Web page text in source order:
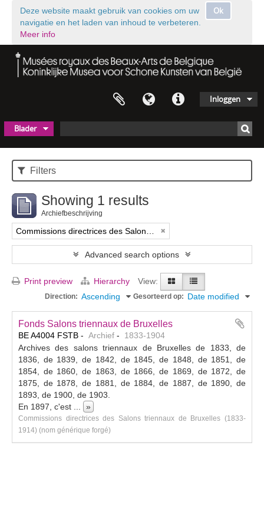
Ok
Deze website maakt gebruik van cookies om uw
navigatie en het laden van inhoud te verbeteren.
Meer info
Inloggen
Blader
Filters
Showing 1 results
Archiefbeschrijving
Commissions directrices des Salons triennaux de Bruxelles (1833-1914) (nom générique forgé)
Advanced search options
Print preview Hierarchy View:
Gesorteerd op: Date modified
Direction: Ascending
Fonds Salons triennaux de Bruxelles
BE A4004 FSTB Archief
1833-1904
Archives des salons triennaux de Bruxelles de 1833, de
1836, de 1839, de 1842, de 1845, de 1848, de 1851, de
1854, de 1860, de 1863, de 1866, de 1869, de 1872, de
1875, de 1878, de 1881, de 1884, de 1887, de 1890, de
1893, de 1900, de 1903.
En 1897, c'est ... »
Commissions directrices des Salons triennaux de Bruxelles (1833-
1914) (nom générique forgé)